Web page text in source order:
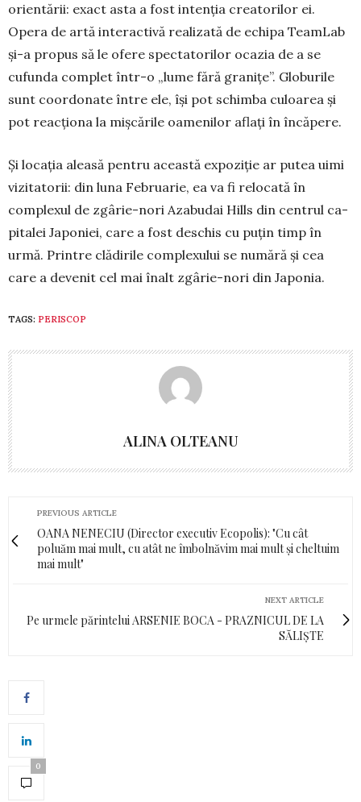
orientării: exact asta a fost intenția creatorilor ei.
Opera de artă interac­tivă rea­lizată de echipa TeamLab
și-a propus să le ofere spectatorilor oca­zia de a se
cufun­da complet într-o „lume fără granițe”. Glo­bu­rile
sunt coordonate între ele, își pot schim­ba culoarea și
pot reacționa la mișcările oamenilor aflați în încăpere.
Și locația aleasă pentru această expo­ziție ar putea uimi
vizitatorii: din luna Fe­bruarie, ea va fi relocată în
complexul de zgârie-nori Azabu­dai Hills din centrul ca­
pitalei Japo­niei, care a fost deschis cu puțin timp în
urmă. Printre clădirile com­plexu­lui se numără și cea
care a devenit cel mai înalt zgârie-nori din Japonia.
TAGS: PERISCOP
ALINA OLTEANU
PREVIOUS ARTICLE
OANA NENECIU (Director executiv Ecopolis): "Cu cât
poluăm mai mult, cu atât ne îmbolnăvim mai mult și cheltuim
mai mult"
NEXT ARTICLE
Pe urmele părintelui ARSENIE BOCA - PRAZNICUL DE LA
SĂLIŞTE
0